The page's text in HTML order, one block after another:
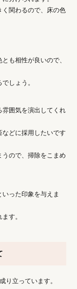
く関わるので、床の色
も相性が良いので、
しょう。
雰囲気を演出してくれ
どに採用したいです
ので、掃除をこまめ
った印象を与えま
す。
り立っています。